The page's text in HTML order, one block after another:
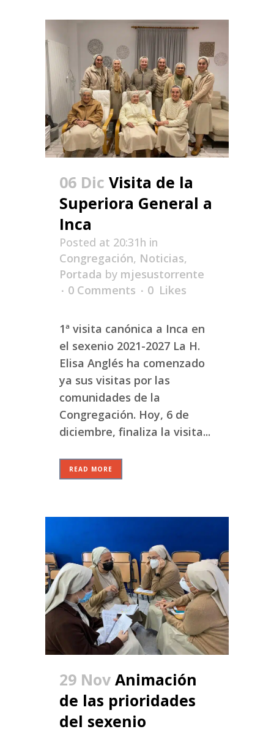
06 Dic Visita de la
Superiora General a
Inca
Posted at 20:31h in
Congregación, Noticias,
Portada by mjesustorrente
0 Comments
0 Likes
1ª visita canónica a Inca en
el sexenio 2021-2027 La H.
Elisa Anglés ha comenzado
ya sus visitas por las
comunidades de la
Congregación. Hoy, 6 de
diciembre, finaliza la visita...
READ MORE
29 Nov Animación
de las prioridades
del sexenio